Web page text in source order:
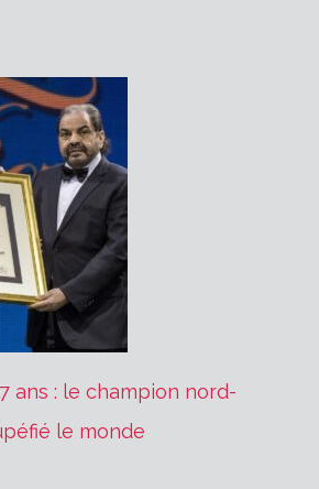
ans : le champion nord-
le monde